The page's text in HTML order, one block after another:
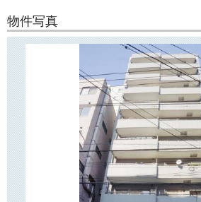
○周辺環境○
「プレジール千駄木」は大通りに面して建っ
などがございます。
徒歩5分圏内にスーパー「まいばすけっと」「
日々のお買い物にとても便利です！
物件写真